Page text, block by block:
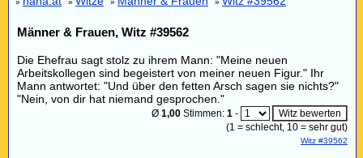
» » » »
Männer & Frauen, Witz #39562
Die Ehefrau sagt stolz zu ihrem Mann: "Meine neuen
Arbeitskollegen sind begeistert von meiner neuen Figur." Ihr
Mann antwortet: "Und über den fetten Arsch sagen sie nichts?"
"Nein, von dir hat niemand gesprochen."
Ø 1,00 Stimmen: 1 -
(1 = schlecht, 10 = sehr gut)
Witz #39562